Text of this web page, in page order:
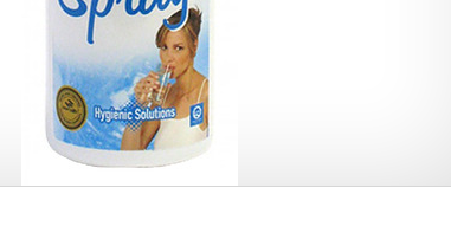
1 2 3 4 5 6 7